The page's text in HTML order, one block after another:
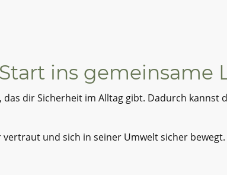
ins gemeinsame
dir Sicherheit im Alltag gibt. Dadurch kannst
und sich in seiner Umwelt sicher bewegt.